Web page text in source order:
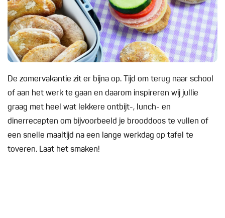
De zomervakantie zit er bijna op. Tijd om terug naar school
of aan het werk te gaan en daarom inspireren wij jullie
graag met heel wat lekkere ontbijt-, lunch- en
dinerrecepten om bijvoorbeeld je brooddoos te vullen of
een snelle maaltijd na een lange werkdag op tafel te
toveren. Laat het smaken!